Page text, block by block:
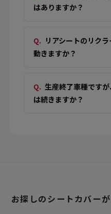
はありますか？
リアシートのリク
動きますか？
生産終了車種です
は続きますか？
お探しのシートカバー